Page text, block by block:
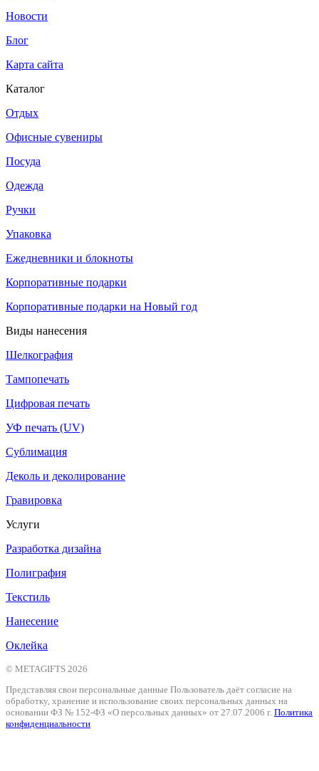
Новости
Блог
Карта сайта
Каталог
Отдых
Офисные сувениры
Посуда
Одежда
Ручки
Упаковка
Ежедневники и блокноты
Корпоративные подарки
Корпоративные подарки на Новый год
Виды нанесения
Шелкография
Тампопечать
Цифровая печать
УФ печать (UV)
Сублимация
Деколь и деколирование
Гравировка
Услуги
Разработка дизайна
Полиграфия
Текстиль
Нанесение
Оклейка
© METAGIFTS 2026
Представляя свои персональные данные Пользователь даёт согласие на
обработку, хранение и использование своих персональных данных на
основании ФЗ № 152-ФЗ «О персольных данных» от 27.07.2006 г. Политика
конфиденциальности